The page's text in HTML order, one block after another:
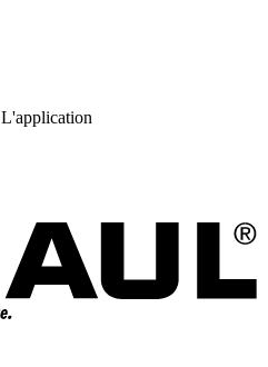
L'application